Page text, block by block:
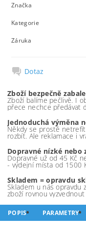
Značka
Kategorie
Záruka
Dotaz
Zboží bezpečně
Zboží balíme pečlivě. I
přece nechce předávat
Jednoduchá výměna
Někdy se prostě
rozbít. Ale reklamace i
Dopravné nízké nebo
Dopravné už od 45 Kč
- výdejní místa od 1500
Skladem = opravdu
Skladem u nás opravdu
zboží rovnou
POPIS PARAMETRY